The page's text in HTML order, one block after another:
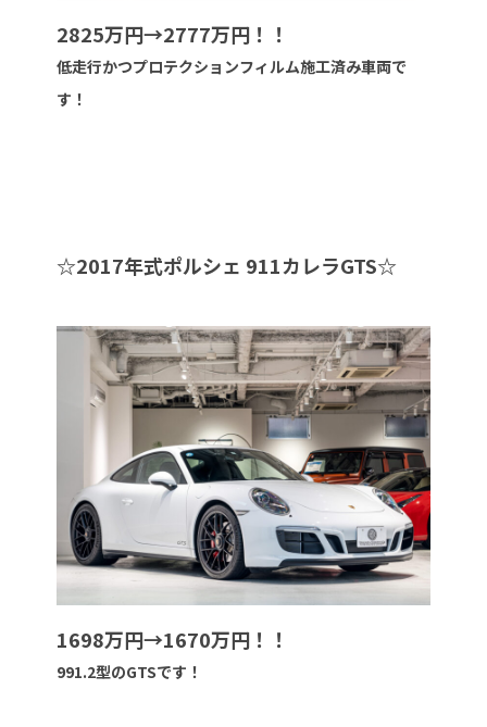
2825万円→2777万円！！
低走行かつプロテクションフィルム施工済み車両で
す！
☆2017年式ポルシェ 911カレラGTS☆
1698万円→1670万円！！
991.2型のGTSです！